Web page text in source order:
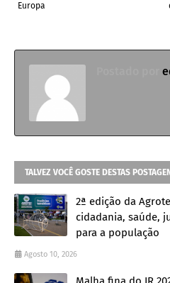
Europa
TALVEZ VOCÊ GOSTE DESTAS
2ª edição da
cidadania, saúde,
para a população
Agosto 10, 2026